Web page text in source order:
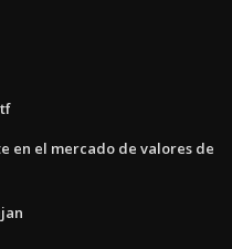
en el mercado de valores de